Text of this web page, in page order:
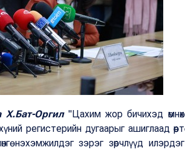
Х.Бат-Оргил"Цахим жор бичихэд өмнөх
регистерийн дугаарыг ашиглаад өөртөө
нэхэмжилдэг зэрэг зөрчлүүд илэрдэг